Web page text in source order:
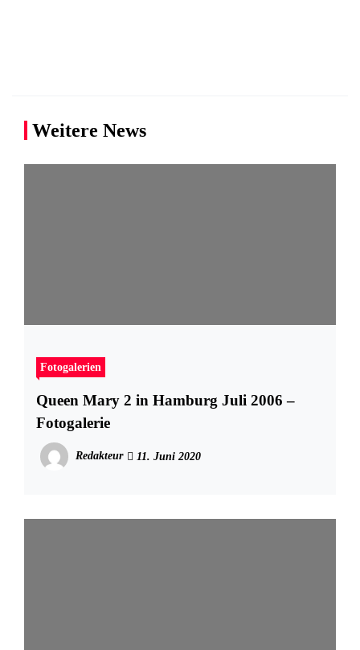
Weitere News
Fotogalerien
Queen Mary 2 in Hamburg Juli 2006 –
Fotogalerie
Redakteur 11. Juni 2020